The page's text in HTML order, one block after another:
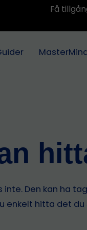
Få
inte. Den kan ha
enkelt hitta det